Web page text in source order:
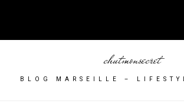
chutmonsecret
BLOG MARSEILLE –